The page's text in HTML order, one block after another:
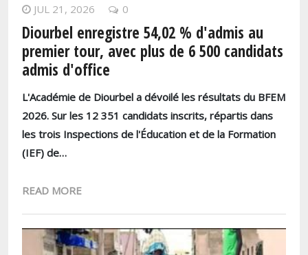
JUL 21, 2026 0
Diourbel enregistre 54,02 % d'admis au
premier tour, avec plus de 6 500 candidats
admis d'office
L'Académie de Diourbel a dévoilé les résultats du BFEM
2026. Sur les 12 351 candidats inscrits, répartis dans
les trois Inspections de l'Éducation et de la Formation
(IEF) de…
READ MORE